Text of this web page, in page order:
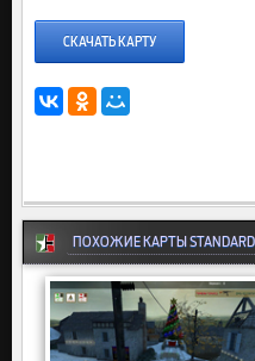
СКАЧАТЬ КАРТУ
ПОХОЖИЕ КАРТЫ STANDARD